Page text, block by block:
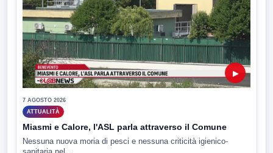
▶
7 AGOSTO 2026
ATTUALITÀ
Miasmi e Calore, l'ASL parla attraverso il Comune
Nessuna nuova moria di pesci e nessuna criticità igienico-